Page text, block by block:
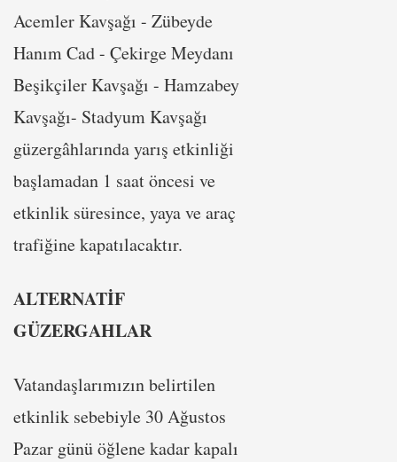
Acemler Kavşağı - Zübeyde
Hanım Cad - Çekirge Meydanı
Beşikçiler Kavşağı - Hamzabey
Kavşağı- Stadyum Kavşağı
güzergâhlarında yarış etkinliği
başlamadan 1 saat öncesi ve
etkinlik süresince, yaya ve araç
trafiğine kapatılacaktır.
ALTERNATİF
GÜZERGAHLAR
Vatandaşlarımızın belirtilen
etkinlik sebebiyle 30 Ağustos
Pazar günü öğlene kadar kapalı